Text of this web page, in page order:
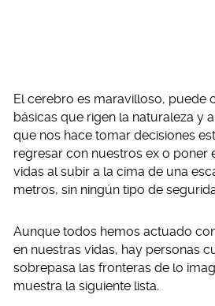
El cerebro es maravilloso, puede
básicas que rigen la naturaleza y
que nos hace tomar decisiones
regresar con nuestros ex o poner
vidas al subir a la cima de una
metros, sin ningún tipo de
Aunque todos hemos actuado
en nuestras vidas, hay personas
sobrepasa las fronteras de lo
muestra la siguiente lista.